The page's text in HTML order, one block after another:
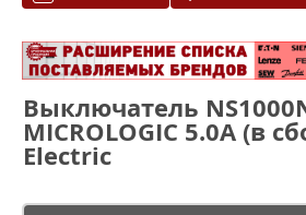
Выключатель
MICROLOGIC 5.0A (в
Electric